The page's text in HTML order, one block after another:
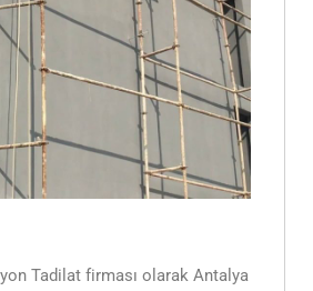
Tadilat firması olarak Antalya